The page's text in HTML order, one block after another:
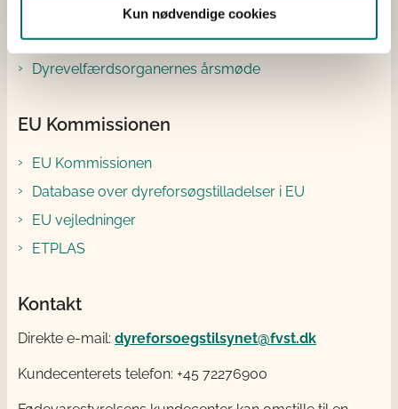
Kun nødvendige cookies
Udvalget for forsøgsdyr og alternativer
Dyrevelfærdsorganer
Dyrevelfærdsorganernes årsmøde
EU Kommissionen
EU Kommissionen
Database over dyreforsøgstilladelser i EU
EU vejledninger
ETPLAS
Kontakt
Direkte e-mail: dyreforsoegstilsynet@fvst.dk
Kundecenterets telefon: +45 72276900